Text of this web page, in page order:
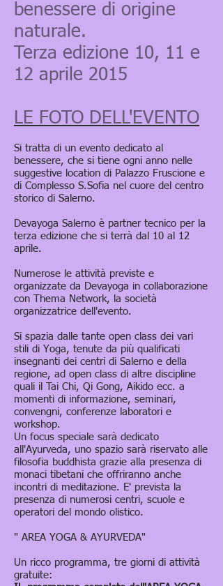
benessere di origine
naturale.
Terza edizione 10, 11 e
12 aprile 2015
LE FOTO DELL'EVENTO
Si tratta di un evento dedicato al
benessere, che si tiene ogni anno nelle
suggestive location di Palazzo Fruscione e
di Complesso S.Sofia nel cuore del centro
storico di Salerno.
Devayoga Salerno è partner tecnico per la
terza edizione che si terrà dal 10 al 12
aprile.
Numerose le attività previste e
organizzate da Devayoga in collaborazione
con Thema Network, la società
organizzatrice dell'evento.
Si spazia dalle tante open class dei vari
stili di Yoga, tenute da più qualificati
insegnanti dei centri di Salerno e della
regione, ad open class di altre discipline
quali il Tai Chi, Qi Gong, Aikido ecc. a
momenti di informazione, seminari,
convengni, conferenze laboratori e
workshop.
Un focus speciale sarà dedicato
all'Ayurveda, uno spazio sarà riservato alle
filosofia buddhista grazie alla presenza di
monaci tibetani che offriranno anche
incontri di meditazione. E' prevista la
presenza di numerosi centri, scuole e
operatori del mondo olistico.
" AREA YOGA & AYURVEDA"
Un ricco programma, tre giorni di attività
gratuite: